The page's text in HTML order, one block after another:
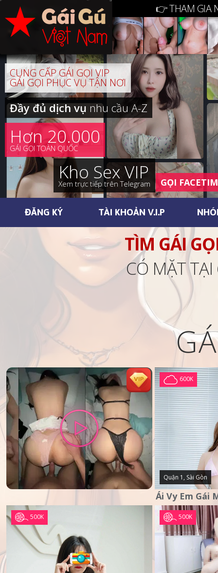
👉 THAM GIA
CUNG CẤP GÁI GỌI VIP
GÁI GỌI PHỤC VỤ TẬN NƠI
Đầy đủ dịch vụnhu cầu A-Z
Hơn 20.000
GÁI GỌI TOÀN QUỐC
Kho Sex VIP
Xem trực tiếp trên Telegram GỌI
ĐĂNG KÝ TÀI KHOẢN V.I.P
TÌM GÁI
CÓ MẶT
600K
Quận 1, Sài Gòn
500K 500K